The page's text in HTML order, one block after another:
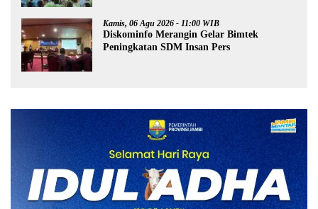
Kamis, 06 Agu 2026 - 11:00 WIB
Diskominfo Merangin Gelar Bimtek
Peningkatan SDM Insan Pers